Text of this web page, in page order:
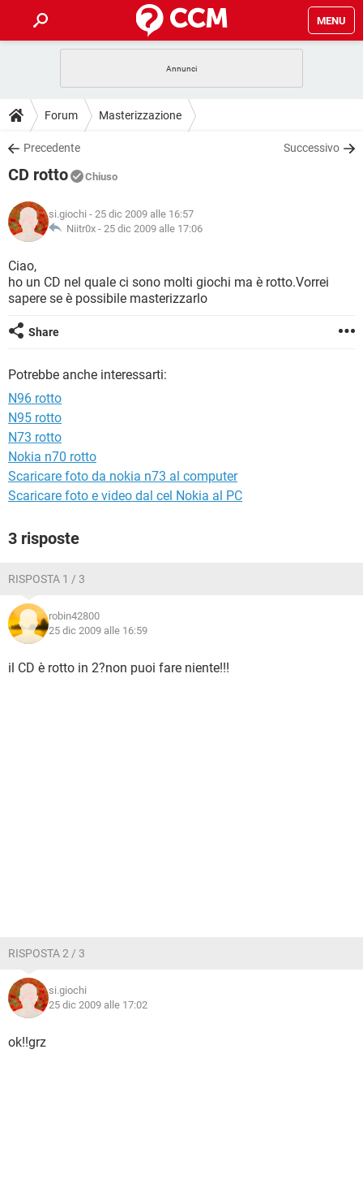
MENU
INTRATTENIMENTO ANDROID
iOS
INSTAGRAM
TIKTOK
HARDWARE
GUIDE
COVID-19
INSTAGRAM
TIKTOK
HARDWARE
DOWNLOAD
COVID-19
INTRATTENIMENTO
iOS WINDOWS 10
INSTAGRAM
TIKTOK FACEBOOK
COVID-19
INTRATTENIMENTO
iOS
INSTAGRAM WHATSAPP
TIKTOK
GLOSSARIO
COVID-19
INTRATTENIMENTO ANDROID
INSTAGRAM
TIKTOK
HARDWARE
Forum Masterizzazione
Precedente Successivo
CD rotto Chiuso
si.giochi - 25 dic 2009 alle 16:57
Niitr0x - 25 dic 2009 alle 17:06
Ciao,
ho un CD nel quale ci sono molti giochi ma è rotto.Vorrei
sapere se è possibile masterizzarlo
Share
Potrebbe anche interessarti:
N96 rotto
N95 rotto
N73 rotto
Nokia n70 rotto
Scaricare foto da nokia n73 al computer
Scaricare foto e video dal cel Nokia al PC
3 risposte
RISPOSTA 1 / 3
robin42800
25 dic 2009 alle 16:59
il CD è rotto in 2?non puoi fare niente!!!
RISPOSTA 2 / 3
si.giochi
25 dic 2009 alle 17:02
ok!!grz